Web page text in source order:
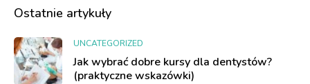
Ostatnie artykuły
UNCATEGORIZED
Jak wybrać dobre kursy dla dentystów?
(praktyczne wskazówki)